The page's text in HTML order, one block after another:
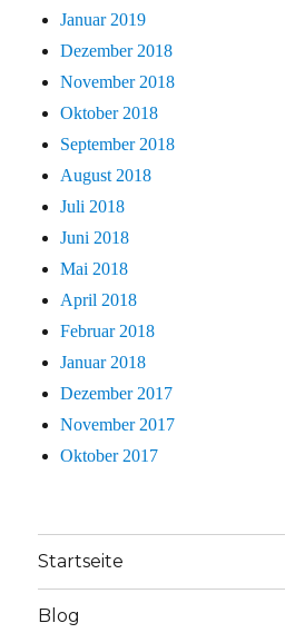
Januar 2019
Dezember 2018
November 2018
Oktober 2018
September 2018
August 2018
Juli 2018
Juni 2018
Mai 2018
April 2018
Februar 2018
Januar 2018
Dezember 2017
November 2017
Oktober 2017
Startseite
Blog